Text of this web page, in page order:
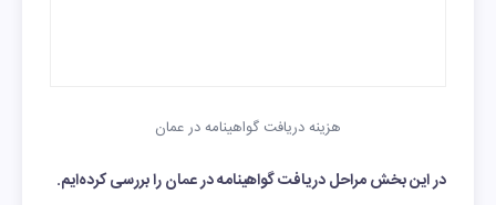
هزینه دریافت گواهینامه در عمان
در این بخش مراحل دریافت گواهینامه در عمان را بررسی کرده‌ایم.